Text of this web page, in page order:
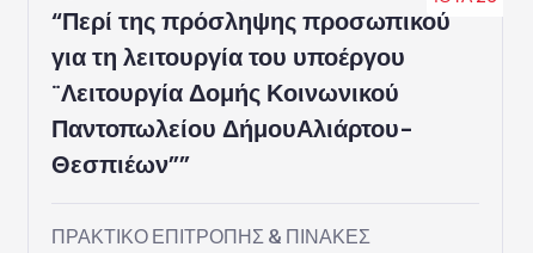
“Περί της πρόσληψης προσωπικού
για τη λειτουργία του υποέργου
¨Λειτουργία Δομής Κοινωνικού
Παντοπωλείου ΔήμουΑλιάρτου-
Θεσπιέων””
ΠΡΑΚΤΙΚΟ ΕΠΙΤΡΟΠΗΣ & ΠΙΝΑΚΕΣ